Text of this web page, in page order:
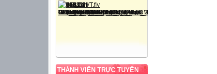
THÀNH VIÊN TRỰC TUYẾN